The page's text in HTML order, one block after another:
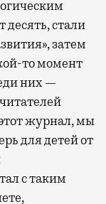
десять, стали
затем
то момент
них —
журнал, мы
для детей от
с таким